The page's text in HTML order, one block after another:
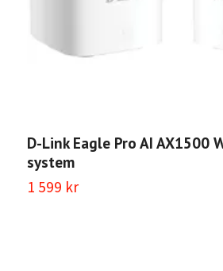
D-Link Eagle Pro AI AX1500
system
1 599 kr